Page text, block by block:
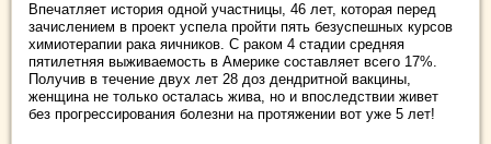
Впечатляет история одной участницы, 46 лет, которая перед
зачислением в проект успела пройти пять безуспешных курсов
химиотерапии рака яичников. С раком 4 стадии средняя
пятилетняя выживаемость в Америке составляет всего 17%.
Получив в течение двух лет 28 доз дендритной вакцины,
женщина не только осталась жива, но и впоследствии живет
без прогрессирования болезни на протяжении вот уже 5 лет!